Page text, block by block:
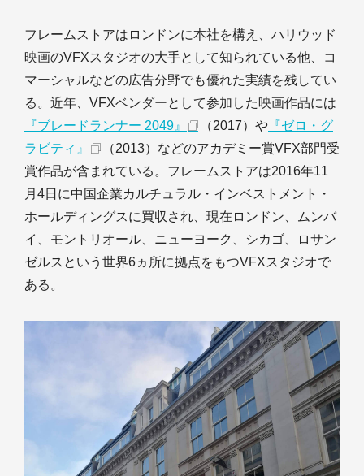
フレームストアはロンドンに本社を構え、ハリウッド
映画のVFXスタジオの大手として知られている他、コ
マーシャルなどの広告分野でも優れた実績を残してい
る。近年、VFXベンダーとして参加した映画作品には
『ブレードランナー 2049』
（2017）や 『ゼロ・グ
ラビティ』
（2013）などのアカデミー賞VFX部門受
賞作品が含まれている。フレームストアは2016年11
月4日に中国企業カルチュラル・インベストメント・
ホールディングスに買収され、現在ロンドン、ムンバ
イ、モントリオール、ニューヨーク、シカゴ、ロサン
ゼルスという世界6ヵ所に拠点をもつVFXスタジオで
ある。